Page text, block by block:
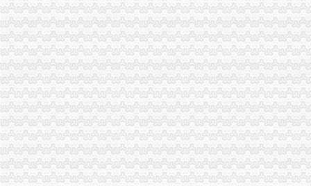
进出口货物收发货人（一般进出口企业）注册登记变更、换证和注销-
进出口货物收发货人报关注册登记须知-资讯频道-中国物流交易中心
进出口货物收发货人（一般进出口企业）注册登记-报关员资格-无
进出口货物收发货人注册登记须知
进出口货物收发货人注销登记